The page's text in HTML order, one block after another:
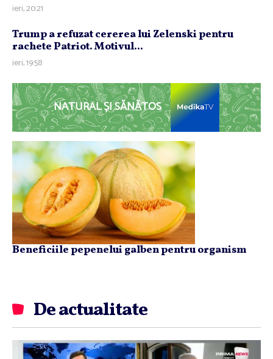
ieri, 20:21
Trump a refuzat cererea lui Zelenski pentru
rachete Patriot. Motivul...
ieri, 19:58
NATURAL ȘI SĂNĂTOS
Beneficiile pepenelui galben pentru organism
De actualitate